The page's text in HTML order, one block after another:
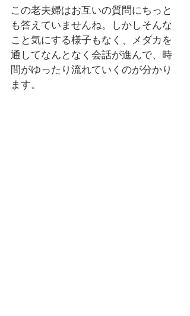
この老夫婦はお互いの質問にちっと
も答えていませんね。しかしそんな
こと気にする様子もなく、メダカを
通してなんとなく会話が進んで、時
間がゆったり流れていくのが分かり
ます。